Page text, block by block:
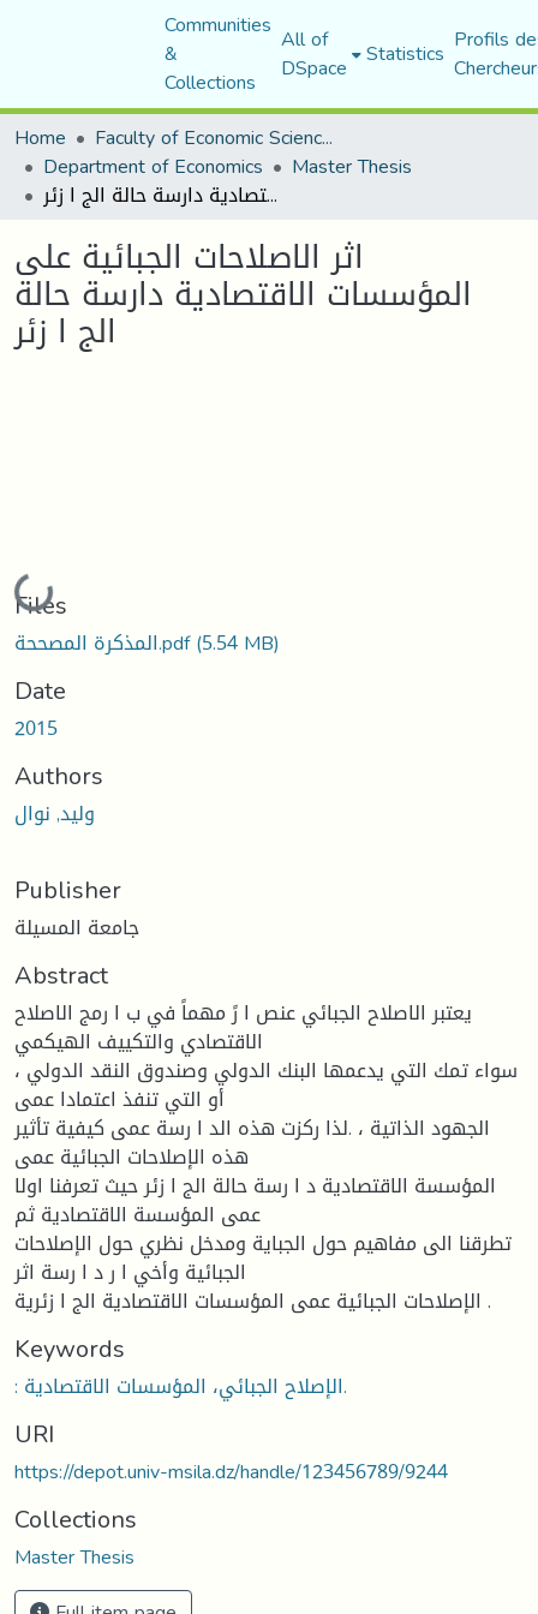
Communities
&
Collections
All of
DSpace Statistics Profils
Home
Faculty of Economic Sciences, Commerce and Management Sciences
Department of Economics Master Thesis
اثر الاصلاحات الجبائية على المؤسسات الاقتصادية دارسة حالة الج ا زئر
اثر الاصلاحات الجبائية على
المؤسسات الاقتصادية دارسة حالة
الج ا زئر
Loading...
Files
المذكرة المصححة.pdf(5.54 MB)
Date
2015
Authors
وليد, نوال
Publisher
جامعة المسيلة
Abstract
يعتبر الاصلاح الجبائي عنص ا رً مهماً في ب ا رمج الاصلاح
الاقتصادي والتكييف الهيكمي
سواء تمك التي يدعمها البنك الدولي وصندوق النقد الدولي ،
أو التي تنفذ اعتمادا عمى
الجهود الذاتية ، .لذا ركزت هذه الد ا رسة عمى كيفية تأثير
هذه الإصلاحات الجبائية عمى
المؤسسة الاقتصادية د ا رسة حالة الج ا زئر حيث تعرفنا اولا
عمى المؤسسة الاقتصادية ثم
تطرقنا الى مفاهيم حول الجباية ومدخل نظري حول الإصلاحات
الجبائية وأخي ا ر د ا رسة اثر
الإصلاحات الجبائية عمى المؤسسات الاقتصادية الج ا زئرية .
Keywords
: الإصلاح الجبائي، المؤسسات الاقتصادية.
URI
https://depot.univ-msila.dz/handle/123456789/9244
Collections
Master Thesis